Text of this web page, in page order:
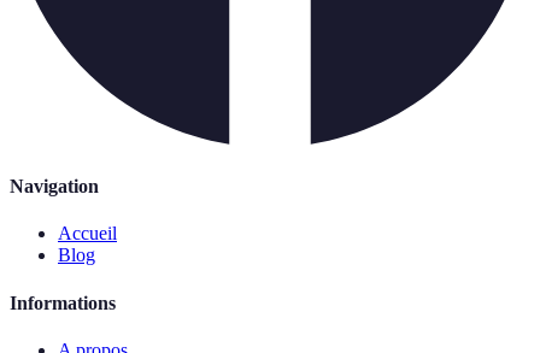
Navigation
Accueil
Blog
Informations